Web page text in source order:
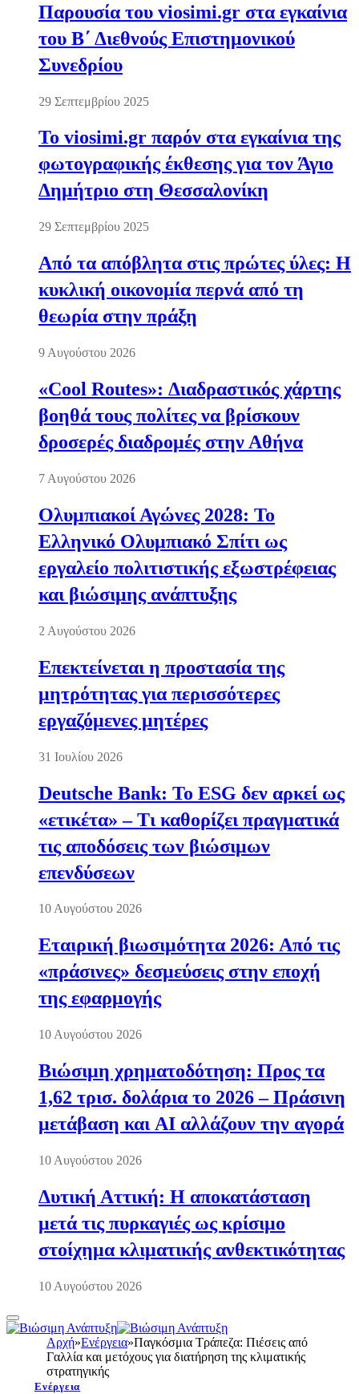
Παρουσία του viosimi.gr στα εγκαίνια
του Β΄ Διεθνούς Επιστημονικού
Συνεδρίου
29 Σεπτεμβρίου 2025
Το viosimi.gr παρόν στα εγκαίνια της
φωτογραφικής έκθεσης για τον Άγιο
Δημήτριο στη Θεσσαλονίκη
29 Σεπτεμβρίου 2025
Από τα απόβλητα στις πρώτες ύλες: Η
κυκλική οικονομία περνά από τη
θεωρία στην πράξη
9 Αυγούστου 2026
«Cool Routes»: Διαδραστικός χάρτης
βοηθά τους πολίτες να βρίσκουν
δροσερές διαδρομές στην Αθήνα
7 Αυγούστου 2026
Ολυμπιακοί Αγώνες 2028: Το
Ελληνικό Ολυμπιακό Σπίτι ως
εργαλείο πολιτιστικής εξωστρέφειας
και βιώσιμης ανάπτυξης
2 Αυγούστου 2026
Επεκτείνεται η προστασία της
μητρότητας για περισσότερες
εργαζόμενες μητέρες
31 Ιουλίου 2026
Deutsche Bank: Το ESG δεν αρκεί ως
«ετικέτα» – Τι καθορίζει πραγματικά
τις αποδόσεις των βιώσιμων
επενδύσεων
10 Αυγούστου 2026
Εταιρική βιωσιμότητα 2026: Από τις
«πράσινες» δεσμεύσεις στην εποχή
της εφαρμογής
10 Αυγούστου 2026
Βιώσιμη χρηματοδότηση: Προς τα
1,62 τρισ. δολάρια το 2026 – Πράσινη
μετάβαση και AI αλλάζουν την αγορά
10 Αυγούστου 2026
Δυτική Αττική: Η αποκατάσταση
μετά τις πυρκαγιές ως κρίσιμο
στοίχημα κλιματικής ανθεκτικότητας
10 Αυγούστου 2026
Αρχή»Ενέργεια»Παγκόσμια Τράπεζα: Πιέσεις από
Γαλλία και μετόχους για διατήρηση της κλιματικής
στρατηγικής
Ενέργεια